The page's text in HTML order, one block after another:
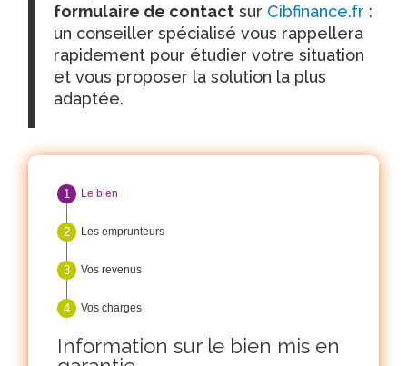
formulaire de contact sur Cibfinance.fr :
un conseiller spécialisé vous rappellera
rapidement pour étudier votre situation
et vous proposer la solution la plus
adaptée.
Le bien
Les emprunteurs
Vos revenus
Vos charges
Information sur le bien mis en